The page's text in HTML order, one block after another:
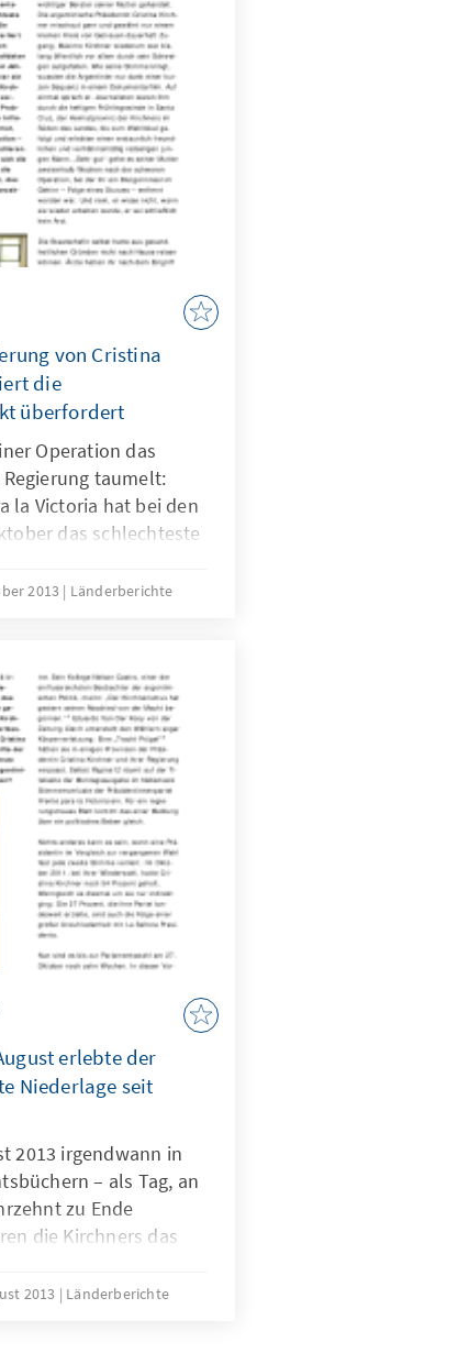
von Cristina
die
überfordert
Operation das
taumelt:
la Victoria hat bei den
das schlechteste
den Rückhalt – vor
2013 Länderberichte
erlebte der
Niederlage seit
2013 irgendwann in
– als Tag, an
zu Ende
die Kirchners das
bei den Vorwahlen
2013 Länderberichte